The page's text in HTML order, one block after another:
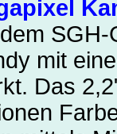
mit
Das